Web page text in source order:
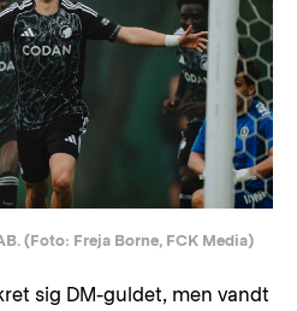
(Foto: Freja Borne, FCK Media)
sig DM-guldet, men vandt